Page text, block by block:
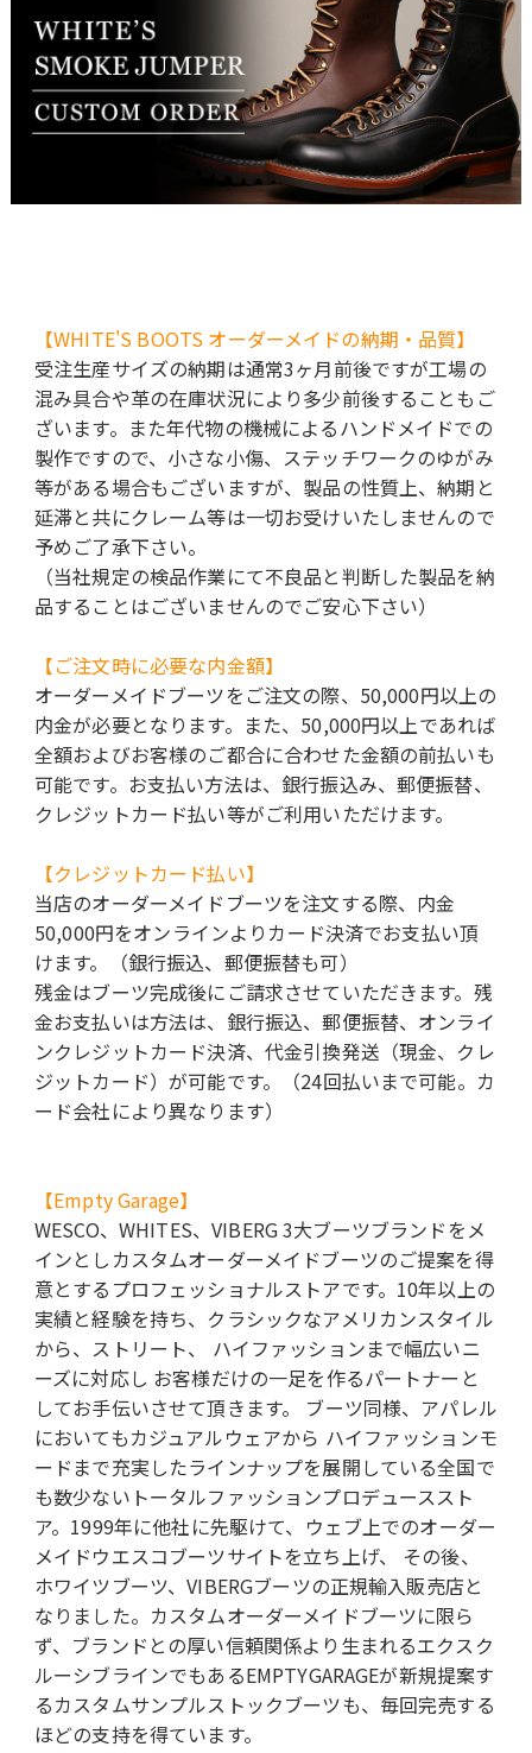
【WHITE'S BOOTS オーダーメイドの納期・品質】
受注生産サイズの納期は通常3ヶ月前後ですが工場の
混み具合や革の在庫状況により多少前後することもご
ざいます。また年代物の機械によるハンドメイドでの
製作ですので、小さな小傷、ステッチワークのゆがみ
等がある場合もございますが、製品の性質上、納期と
延滞と共にクレーム等は一切お受けいたしませんので
予めご了承下さい。
（当社規定の検品作業にて不良品と判断した製品を納
品することはございませんのでご安心下さい）
【ご注文時に必要な内金額】
オーダーメイドブーツをご注文の際、50,000円以上の
内金が必要となります。また、50,000円以上であれば
全額およびお客様のご都合に合わせた金額の前払いも
可能です。お支払い方法は、銀行振込み、郵便振替、
クレジットカード払い等がご利用いただけます。
【クレジットカード払い】
当店のオーダーメイドブーツを注文する際、内金
50,000円をオンラインよりカード決済でお支払い頂
けます。（銀行振込、郵便振替も可）
残金はブーツ完成後にご請求させていただきます。残
金お支払いは方法は、銀行振込、郵便振替、オンライ
ンクレジットカード決済、代金引換発送（現金、クレ
ジットカード）が可能です。（24回払いまで可能。カ
ード会社により異なります）
【Empty Garage】
WESCO、WHITES、VIBERG 3大ブーツブランドをメ
インとしカスタムオーダーメイドブーツのご提案を得
意とするプロフェッショナルストアです。10年以上の
実績と経験を持ち、クラシックなアメリカンスタイル
から、ストリート、 ハイファッションまで幅広いニ
ーズに対応し お客様だけの一足を作るパートナーと
してお手伝いさせて頂きます。 ブーツ同様、アパレル
においてもカジュアルウェアから ハイファッションモ
ードまで充実したラインナップを展開している全国で
も数少ないトータルファッションプロデューススト
ア。1999年に他社に先駆けて、ウェブ上でのオーダー
メイドウエスコブーツサイトを立ち上げ、 その後、
ホワイツブーツ、VIBERGブーツの正規輸入販売店と
なりました。カスタムオーダーメイドブーツに限ら
ず、ブランドとの厚い信頼関係より生まれるエクスク
ルーシブラインでもあるEMPTYGARAGEが新規提案す
るカスタムサンプルストックブーツも、毎回完売する
ほどの支持を得ています。